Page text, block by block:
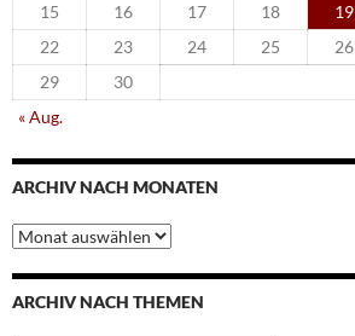
15
16 17 18 19
22
23 24 25 26
29
30
« Aug.
ARCHIV NACH MONATEN
Archiv
nach
Monaten
ARCHIV NACH THEMEN